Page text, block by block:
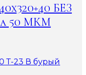
БЕЗ
50 МКМ